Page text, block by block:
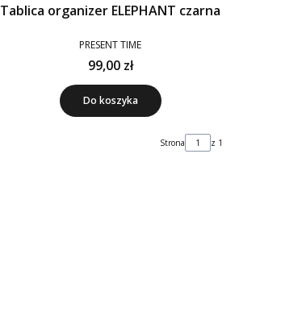
Tablica organizer ELEPHANT czarna
PRESENT TIME
99,00 zł
Do koszyka
Strona z 1